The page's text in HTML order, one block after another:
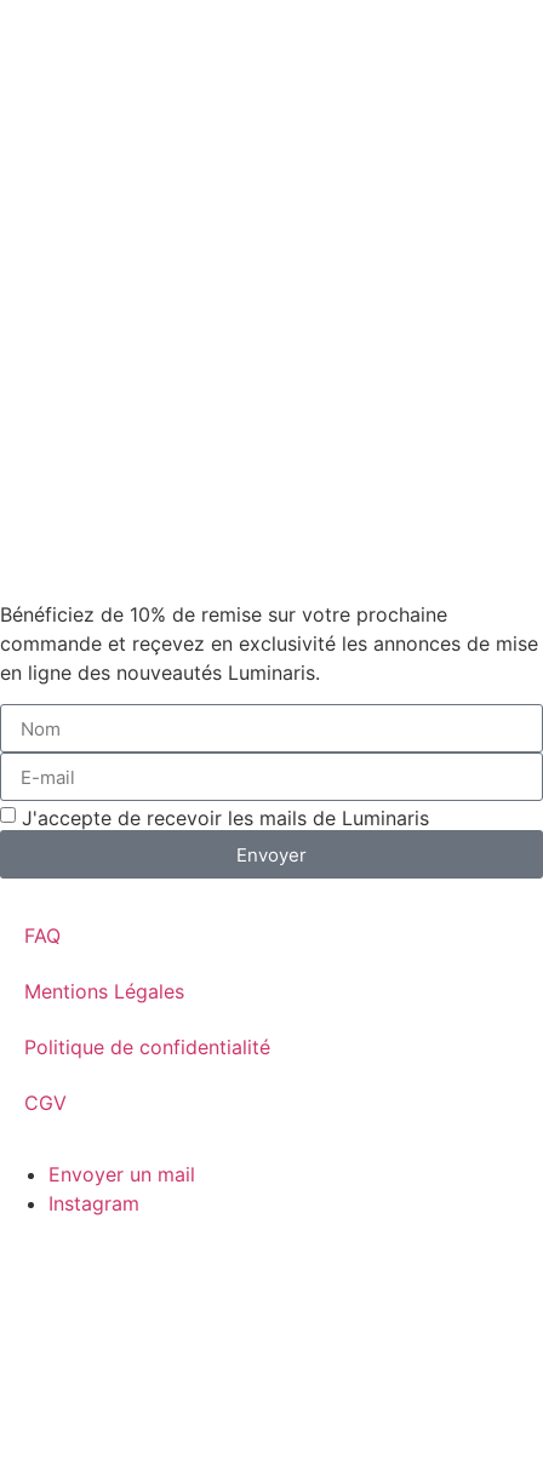
Bénéficiez de 10% de remise sur votre prochaine
commande et reçevez en exclusivité les annonces de mise
en ligne des nouveautés Luminaris.
J'accepte de recevoir les mails de Luminaris
Envoyer
FAQ
Mentions Légales
Politique de confidentialité
CGV
Envoyer un mail
Instagram